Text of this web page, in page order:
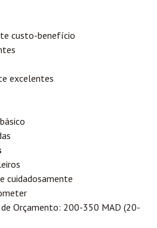
custo-benefício
excelentes
cuidadosamente
Orçamento: 200-350 MAD (20-